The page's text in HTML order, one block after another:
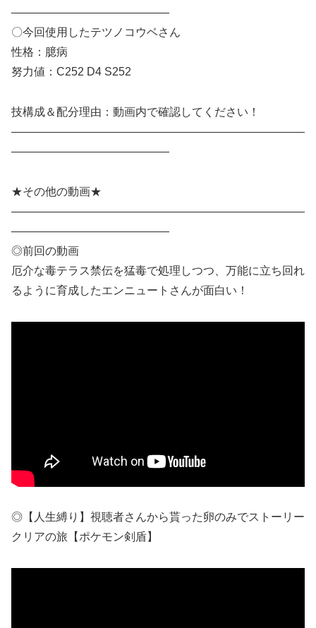
——————————————
〇今回使用したテツノコウベさん
性格：臆病
努力値：C252 D4 S252
技構成＆配分理由：動画内で確認してください！
——————————————————————————
——————————————
★その他の動画★
——————————————————————————
——————————————
◎前回の動画
厄介な毒テラス禁伝を猛毒で処理しつつ、万能に立ち回れ
るように育成したエンニュートさんが面白い！
◎【人生縛り】視聴者さんから貰った卵のみでストーリー
クリアの旅【ポケモン剣盾】